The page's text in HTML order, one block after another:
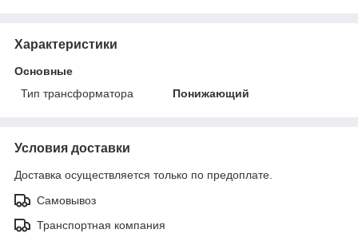
Характеристики
Основные
Тип трансформатора
Понижающий
Условия доставки
Доставка осуществляется только по предоплате.
Самовывоз
Транспортная компания